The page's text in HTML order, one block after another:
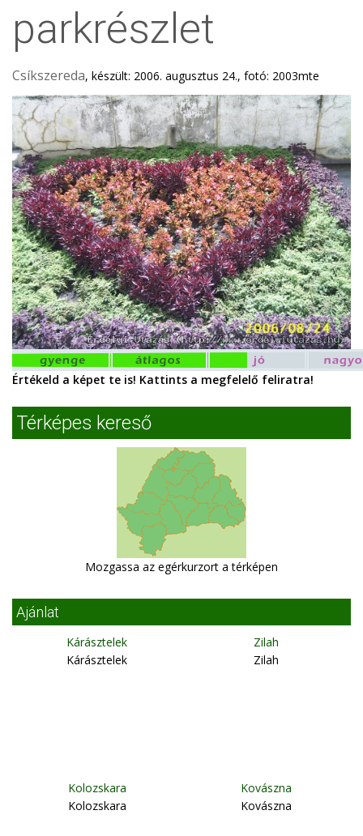
parkrészlet
Csíkszereda, készült: 2006. augusztus 24., fotó: 2003mte
Értékeld a képet te is! Kattints a megfelelő feliratra!
Térképes kereső
Mozgassa az egérkurzort a térképen
Ajánlat
Kárásztelek
Kárásztelek
Zilah
Zilah
Kolozskara
Kolozskara
Kovászna
Kovászna